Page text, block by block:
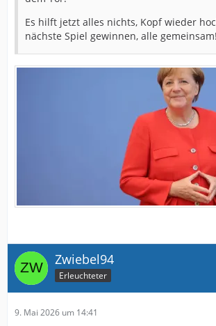
Es hilft jetzt alles nichts, Kopf wieder
nächste Spiel gewinnen, alle
Zwiebel94
Erleuchteter
9. Mai 2026 um 14:41